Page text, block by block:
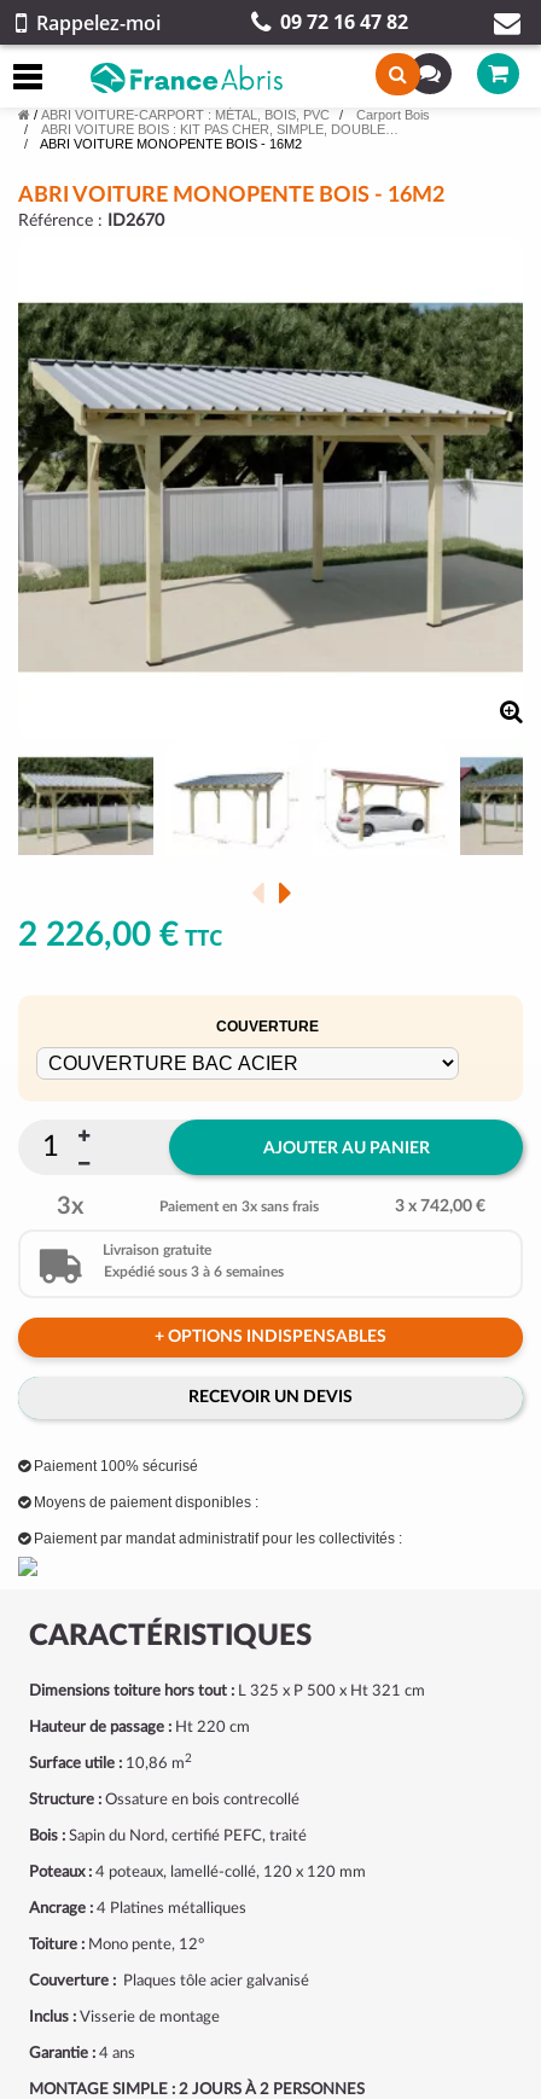
Rappelez-moi 09 72 16 47 82
/ ABRI VOITURE-CARPORT : MÉTAL, BOIS, PVC
Carport Bois
ABRI VOITURE BOIS : KIT PAS CHER, SIMPLE, DOUBLE…
ABRI VOITURE MONOPENTE BOIS - 16M2
ABRI VOITURE MONOPENTE BOIS - 16M2
Référence : ID2670
CARACTÉRISTIQUES
Dimensions toiture hors tout : L 325 x P 500 x Ht 321 cm
Hauteur de passage : Ht 220 cm
Surface utile : 10,86 m2
Structure : Ossature en bois contrecollé
Bois : Sapin du Nord, certifié PEFC, traité
Poteaux : 4 poteaux, lamellé-collé, 120 x 120 mm
Ancrage : 4 Platines métalliques
Toiture : Mono pente, 12°
Couverture : Plaques tôle acier galvanisé
Inclus : Visserie de montage
Garantie : 4 ans
MONTAGE SIMPLE : 2 JOURS À 2 PERSONNES
2 226,00 € TTC
COUVERTURE
AJOUTER AU PANIER
3x Paiement en 3x sans frais 3 x 742,00 €
Livraison gratuite
Expédié sous 3 à 6 semaines
+ OPTIONS INDISPENSABLES
RECEVOIR UN DEVIS
Paiement 100% sécurisé
Moyens de paiement disponibles :
Paiement par mandat administratif pour les collectivités :